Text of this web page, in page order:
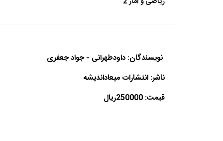
نویسندگان: داودطهرانی - جواد جعفری
ناشر: انتشارات میعاداندیشه
قیمت: 250000ریال